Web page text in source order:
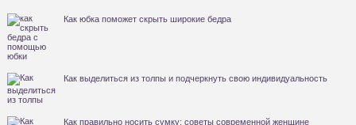
Как юбка поможет скрыть широкие бедра
Как выделиться из толпы и подчеркнуть свою индивидуальность
Как правильно носить сумку: советы современной женщине